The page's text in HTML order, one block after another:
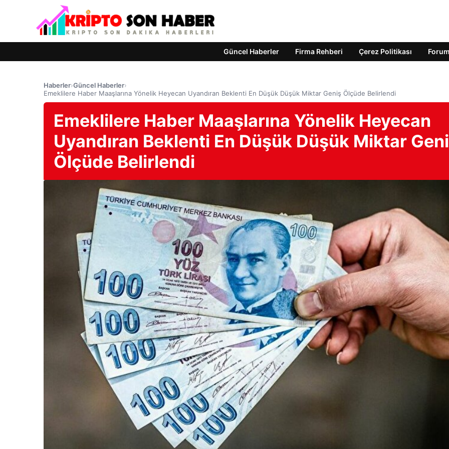
Güncel Haberler Firma Rehberi Çerez Politikası Forum
Haberler›Güncel Haberler›
Emeklilere Haber Maaşlarına Yönelik Heyecan Uyandıran Beklenti En Düşük Düşük Miktar Geniş Ölçüde Belirlendi
Emeklilere Haber Maaşlarına Yönelik Heyecan
Uyandıran Beklenti En Düşük Düşük Miktar
Ölçüde Belirlendi